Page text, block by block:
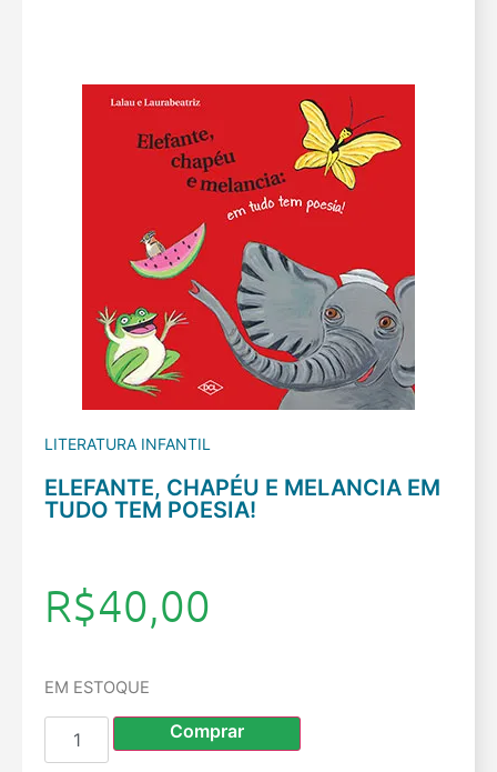
LITERATURA INFANTIL
ELEFANTE, CHAPÉU E MELANCIA EM
TUDO TEM POESIA!
R$40,00
EM ESTOQUE
Comprar